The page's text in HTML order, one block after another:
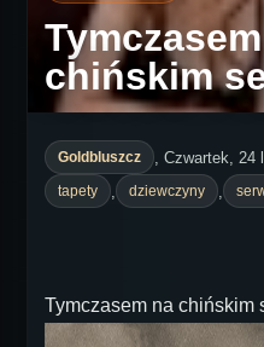
chińskim
Goldbluszcz , Czwartek,
tapety
dziewczyny
Tymczasem na chińskim